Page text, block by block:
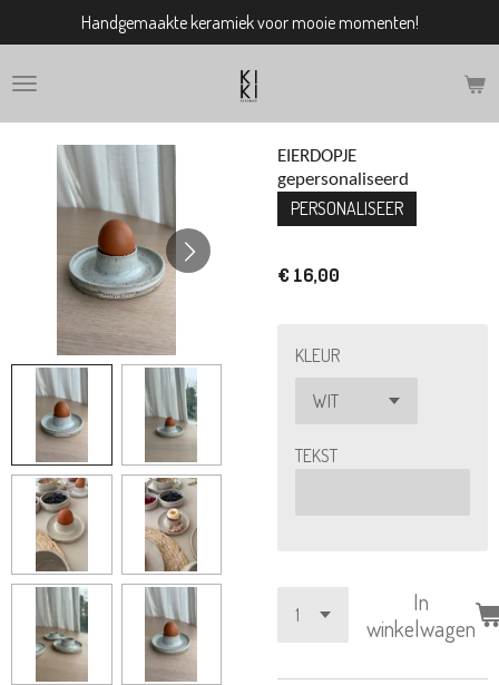
direct
naar
Handgemaakte keramiek voor mooie momenten!
EIERDOPJE
gepersonaliseerd
PERSONALISEER
€ 16,00
KLEUR
TEKST
In
winkelwagen